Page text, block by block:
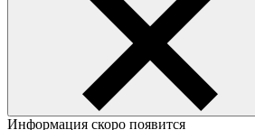
Информация скоро появится